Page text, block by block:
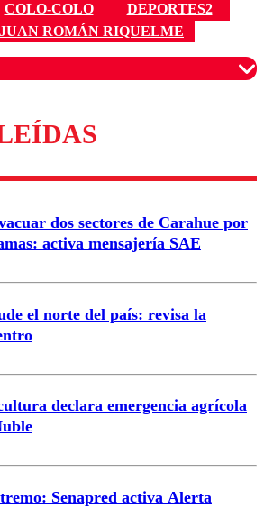
COLO-COLO
DEPORTES2
JUAN ROMÁN RIQUELME
son moderados para garantizar un
diálogo respetuoso.
dos sectores de Carahue por
activa mensajería SAE
el norte del país: revisa la
declara emergencia agrícola
Senapred activa Alerta